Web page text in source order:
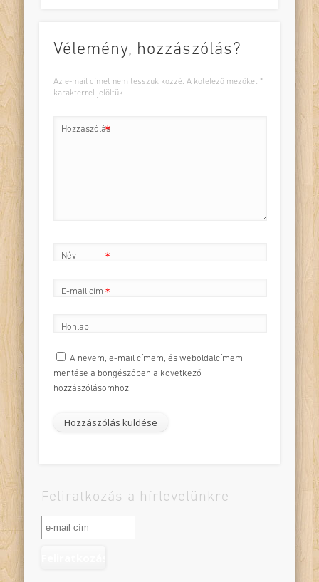
Vélemény, hozzászólás?
Az e-mail címet nem tesszük közzé. A kötelező mezőket *
karakterrel jelöltük
Hozzászólás
*
Név *
E-mail cím *
Honlap
A nevem, e-mail címem, és weboldalcímem
mentése a böngészőben a következő
hozzászólásomhoz.
Feliratkozás a hírlevelünkre